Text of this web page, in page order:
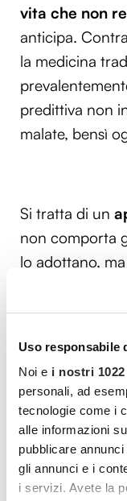
Uso responsabile
Noi e i nostri
personali, ad
tecnologie come i
alle informazioni
pubblicare
gli annunci e i
i servizi. Avete la
vita che non
anticipa.
la medicina
predittiva non
malate, bensì
Si tratta di un
non comporta
lo adottano,
implementare
diagnosi
medicina
tecnologicheè
poiché
dell’individuo.
medicina
del futuro ,